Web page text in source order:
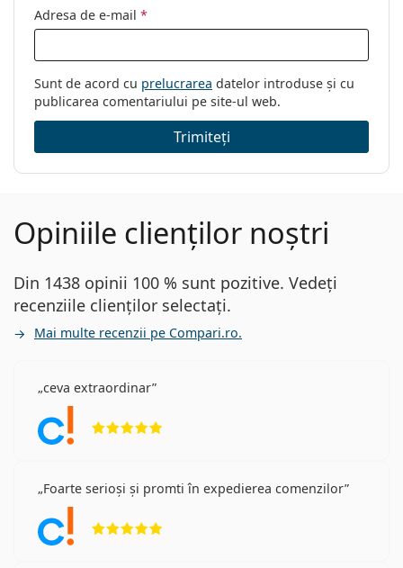
Adresa de e-mail *
Sunt de acord cu prelucrarea datelor introduse și cu
publicarea comentariului pe site-ul web.
Trimiteți
Opiniile clienților noștri
Din 1438 opinii 100 % sunt pozitive. Vedeți
recenziile clienților selectați.
Mai multe recenzii pe Compari.ro.
ceva extraordinar
Foarte serioși și promti în expedierea comenzilor